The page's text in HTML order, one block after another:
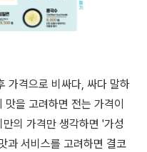
가격으로 비싸다, 싸다 말하
을 고려하면 전는 가격이
의 가격만 생각하면 '가성
과 서비스를 고려하면 결코